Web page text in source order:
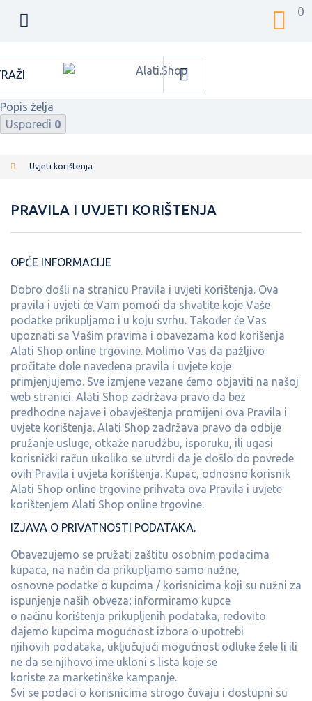
0
Popis želja
Usporedi 0
Uvjeti korištenja
PRAVILA I UVJETI KORIŠTENJA
OPĆE INFORMACIJE
Dobro došli na stranicu Pravila i uvjeti korištenja. Ova
pravila i uvjeti će Vam pomoći da shvatite koje Vaše
podatke prikupljamo i u koju svrhu. Također će Vas
upoznati sa Vašim pravima i obavezama kod korišenja
Alati Shop online trgovine. Molimo Vas da pažljivo
pročitate dole navedena pravila i uvjete koje
primjenjujemo. Sve izmjene vezane ćemo objaviti na našoj
web stranici. Alati Shop zadržava pravo da bez
predhodne najave i obavještenja promijeni ova Pravila i
uvjete korištenja. Alati Shop zadržava pravo da odbije
pružanje usluge, otkaže narudžbu, isporuku, ili ugasi
korisnički račun ukoliko se utvrdi da je došlo do povrede
ovih Pravila i uvjeta korištenja. Kupac, odnosno korisnik
Alati Shop online trgovine prihvata ova Pravila i uvjete
korištenjem Alati Shop online trgovine.
IZJAVA O PRIVATNOSTI PODATAKA.
Obavezujemo se pružati zaštitu osobnim podacima
kupaca, na način da prikupljamo samo nužne,
osnovne podatke o kupcima / korisnicima koji su nužni za
ispunjenje naših obveza; informiramo kupce
o načinu korištenja prikupljenih podataka, redovito
dajemo kupcima mogućnost izbora o upotrebi
njihovih podataka, uključujući mogućnost odluke žele li ili
ne da se njihovo ime ukloni s lista koje se
koriste za marketinške kampanje.
Svi se podaci o korisnicima strogo čuvaju i dostupni su